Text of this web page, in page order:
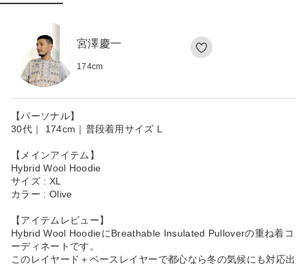
宮澤慶一
174cm
【パーソナル】
30代｜ 174cm｜普段着用サイズ L
【メインアイテム】
Hybrid Wool Hoodie
サイズ : XL
カラー : Olive
【アイテムレビュー】
Hybrid Wool HoodieにBreathable Insulated Pulloverの重ね着コ
ーディネートです。
このレイヤード＋ベースレイヤーで都心なら冬の気候にも対応出